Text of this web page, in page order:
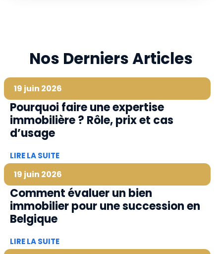
Nos Derniers Articles
19 juin 2026
Pourquoi faire une expertise
immobilière ? Rôle, prix et cas
d’usage
LIRE LA SUITE
19 juin 2026
Comment évaluer un bien
immobilier pour une succession en
Belgique
LIRE LA SUITE